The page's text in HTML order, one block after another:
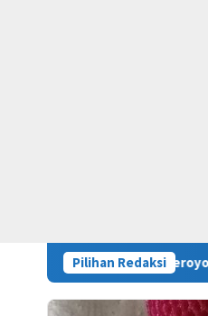
Pilihan Redaksi
Dikeroyok di Morowali,